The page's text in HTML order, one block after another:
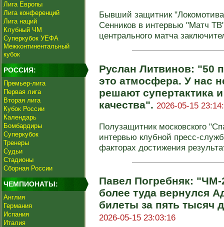
Лига Европы
Лига конференций
Лига наций
Клубный ЧМ
Суперкубок УЕФА
Межконтинентальный
кубок
РОССИЯ:
Премьер-лига
Первая лига
Вторая лига
Кубок России
Календарь
Бомбардиры
Суперкубок
Тренеры
Судьи
Стадионы
Сборная России
ЧЕМПИОНАТЫ:
Англия
Германия
Испания
Италия
Бывший защитник
Сенников в интервью "Матч
центрального матча
Руслан Литвинов: "50
это атмосфера. У нас
решают супертактика
качества". 2026-05-15
Полузащитник московского
интервью клубной пресс-
факторах достижения
Павел Погребняк: "ЧМ-
более туда вернулся
билеты за пять тысяч
2026-05-15 23:03:16